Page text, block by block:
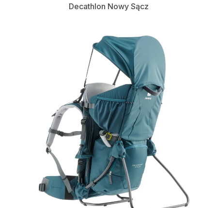
Decathlon Nowy Sącz